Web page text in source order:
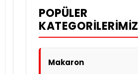
POPÜLER
KATEGORILERIMIZ
Makaron